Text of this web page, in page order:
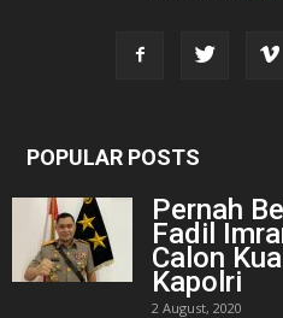
POPULAR POSTS
Pernah
Fadil
Calon
Kapolri
2 August, 2020